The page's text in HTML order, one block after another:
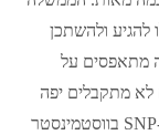
ולהשתכן
מתאפסים על
לא מתקבלים יפה
אצל הציבור. עדיין ישנן תקלות: לדוגמה, ראש ה-SNP בווסטמינסטר